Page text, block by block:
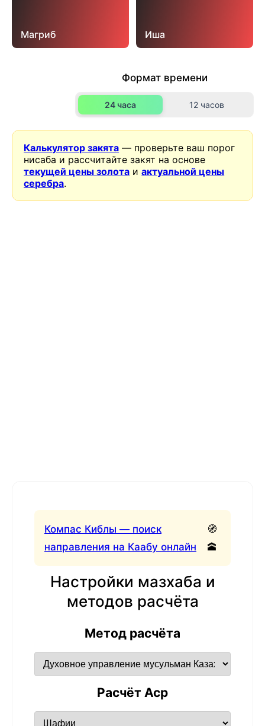
Магриб Иша
Формат времени
24 часа 12 часов
Калькулятор закята — проверьте ваш порог
нисаба и рассчитайте закят на основе
текущей цены золота иактуальной цены
серебра.
Компас Киблы — поиск
направления на Каабу онлайн
🧭
🕋
Настройки мазхаба и
методов расчёта
Метод расчёта
Расчёт Аср